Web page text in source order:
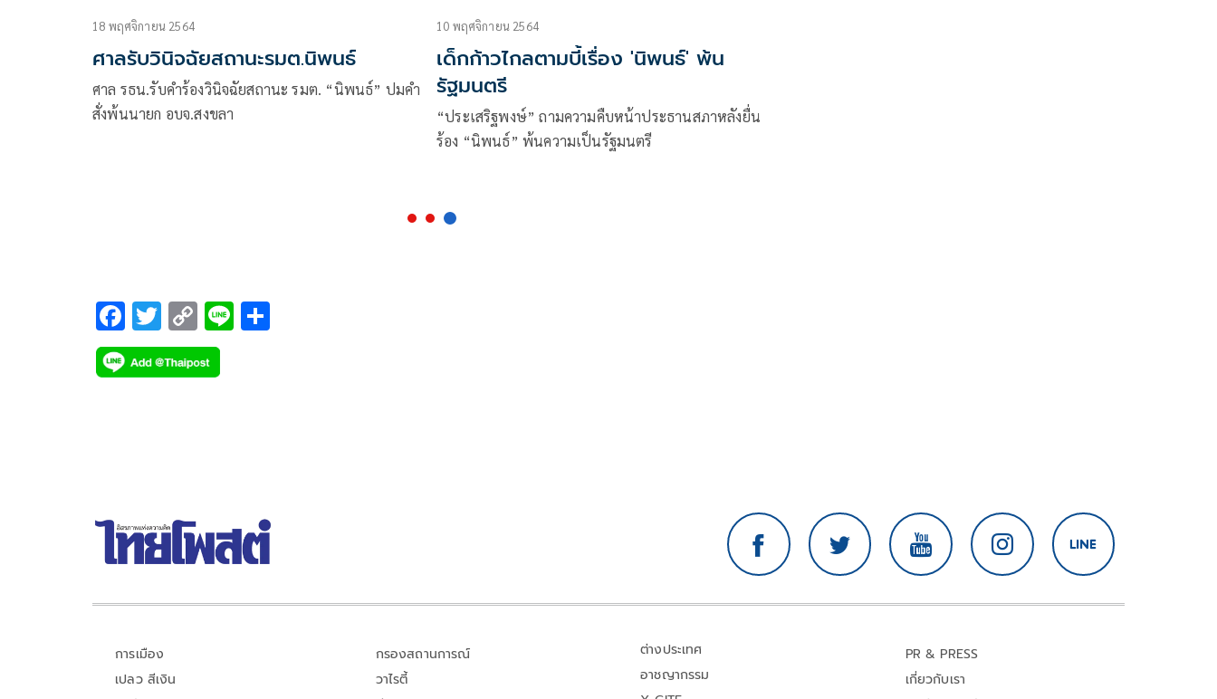
18 พฤศจิกายน 2564
ศาลรับวินิจฉัยสถานะรมต.นิพนธ์
ศาล รธน.รับคำร้องวินิจฉัยสถานะ รมต. “นิพนธ์” ปมคำ
สั่งพ้นนายก อบจ.สงขลา
10 พฤศจิกายน 2564
เด็กก้าวไกลตามบี้เรื่อง 'นิพนธ์' พ้น
รัฐมนตรี
“ประเสริฐพงษ์” ถามความคืบหน้าประธานสภาหลังยื่น
ร้อง “นิพนธ์” พ้นความเป็นรัฐมนตรี
F
ac
e
T
wi
tt
C
o
p
Li
การเมือง
เปลว สีเงิน
กรองสถานการณ์
วาไรตี้
ต่างประเทศ
อาชญากรรม
PR & PRESS
เกี่ยวกับเรา